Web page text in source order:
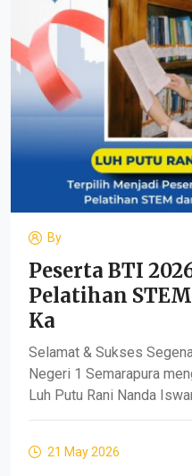
By
Peserta BTI
Pelatihan
Ka
Selamat & Sukses
Negeri 1 Semarapura
Luh Putu Rani Nanda
21 May 2026